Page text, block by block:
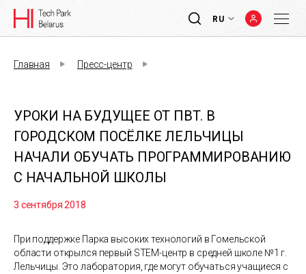
RU
Главная Пресс-центр
УРОКИ НА БУДУЩЕЕ ОТ ПВТ. В
ГОРОДСКОМ ПОСЁЛКЕ ЛЕЛЬЧИЦЫ
НАЧАЛИ ОБУЧАТЬ ПРОГРАММИРОВАНИЮ
С НАЧАЛЬНОЙ ШКОЛЫ
3 сентября 2018
При поддержке Парка высоких технологий в Гомельской
области открылся первый STEM-центр в средней школе №1 г.
Лельчицы. Это лаборатория, где могут обучаться учащиеся с